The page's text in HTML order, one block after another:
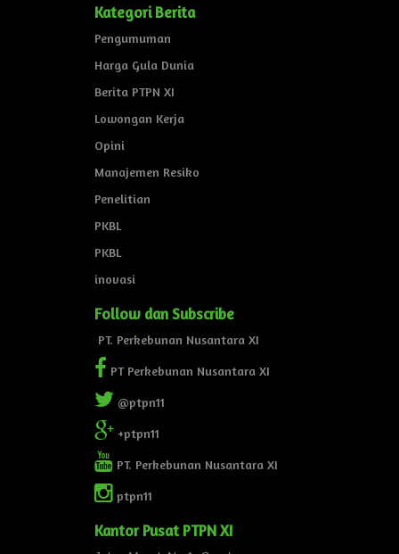
Kategori Berita
Pengumuman
Harga Gula Dunia
Berita PTPN XI
Lowongan Kerja
Opini
Manajemen Resiko
Penelitian
PKBL
PKBL
inovasi
Follow dan Subscribe
PT. Perkebunan Nusantara XI
PT Perkebunan Nusantara XI
@ptpn11
+ptpn11
PT. Perkebunan Nusantara XI
ptpn11
Kantor Pusat PTPN XI